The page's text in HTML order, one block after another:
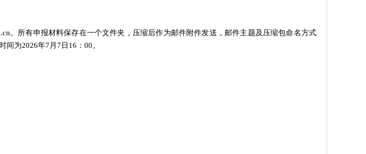
。所有申报材料保存在一个文件夹，压缩后作为邮件附件发送，邮件主题及压缩包命名方式
间为2026年7月7日16：00。